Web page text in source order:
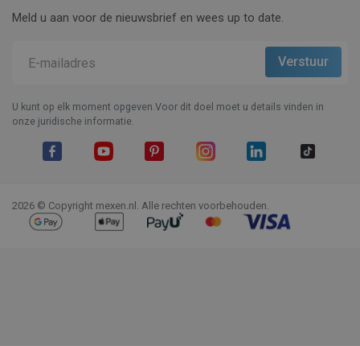
Meld u aan voor de nieuwsbrief en wees up to date.
U kunt op elk moment opgeven.Voor dit doel moet u details vinden in
onze juridische informatie.
2026 © Copyright mexen.nl. Alle rechten voorbehouden.